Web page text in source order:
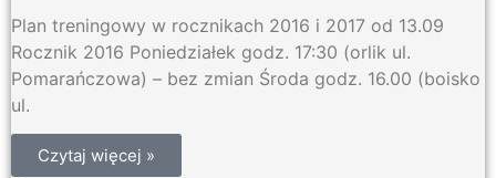
Plan treningowy w rocznikach 2016 i 2017 od 13.09
Rocznik 2016 Poniedziałek godz. 17:30 (orlik ul.
Pomarańczowa) – bez zmian Środa godz. 16.00 (boisko
ul.
Czytaj więcej »